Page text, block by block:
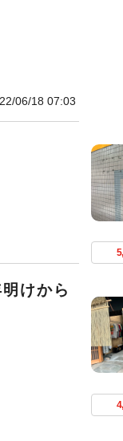
06/18 07:03
けから